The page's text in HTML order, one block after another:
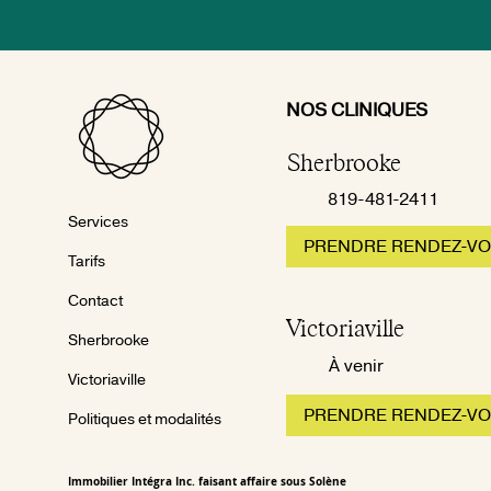
Services
Tarifs
Contact
Sherbrooke
Victoriaville
Politiques et modalités
NOS CLINIQUES
Sherbrooke
819-481-2411
PRENDRE RENDEZ-
Victoriaville
À venir
PRENDRE RENDEZ-
Immobilier Intégra Inc. faisant affaire sous Solène